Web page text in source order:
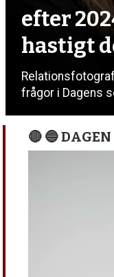
efter
hastigt
frågor i Dagens
🔴 🔵